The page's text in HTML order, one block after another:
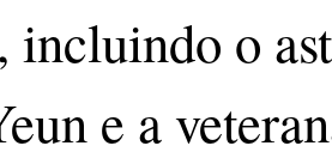
incluindo o
e a